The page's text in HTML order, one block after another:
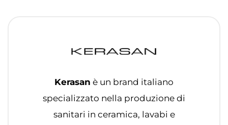
Kerasan è un brand italiano
specializzato nella produzione di
sanitari in ceramica, lavabi e